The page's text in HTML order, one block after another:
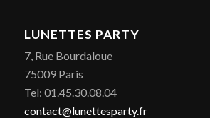
LUNETTES PARTY
7, Rue Bourdaloue
75009 Paris
Tel: 01.45.30.08.04
contact@lunettesparty.fr